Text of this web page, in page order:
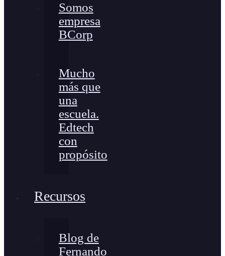
Somos
empresa
BCorp
Mucho
más que
una
escuela.
Edtech
con
propósito
Recursos
Blog de
Fernando